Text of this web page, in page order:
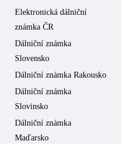
Elektronická dálniční
známka ČR
Dálniční známka
Slovensko
Dálniční známka Rakousko
Dálniční známka
Slovinsko
Dálniční známka
Maďarsko